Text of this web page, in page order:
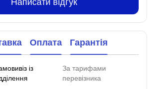
Написати відгук
Оплата Гарантія
із
За тарифами
перевізника